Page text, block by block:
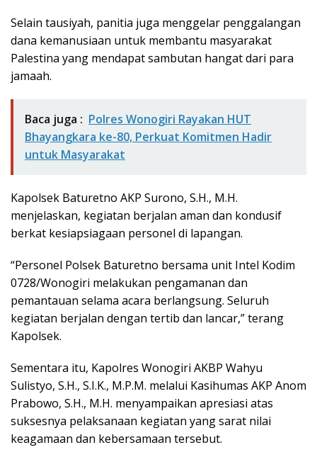
Selain tausiyah, panitia juga menggelar penggalangan
dana kemanusiaan untuk membantu masyarakat
Palestina yang mendapat sambutan hangat dari para
jamaah.
Baca juga : Polres Wonogiri Rayakan HUT
Bhayangkara ke-80, Perkuat Komitmen Hadir
untuk Masyarakat
Kapolsek Baturetno AKP Surono, S.H., M.H.
menjelaskan, kegiatan berjalan aman dan kondusif
berkat kesiapsiagaan personel di lapangan.
“Personel Polsek Baturetno bersama unit Intel Kodim
0728/Wonogiri melakukan pengamanan dan
pemantauan selama acara berlangsung. Seluruh
kegiatan berjalan dengan tertib dan lancar,” terang
Kapolsek.
Sementara itu, Kapolres Wonogiri AKBP Wahyu
Sulistyo, S.H., S.I.K., M.P.M. melalui Kasihumas AKP Anom
Prabowo, S.H., M.H. menyampaikan apresiasi atas
suksesnya pelaksanaan kegiatan yang sarat nilai
keagamaan dan kebersamaan tersebut.